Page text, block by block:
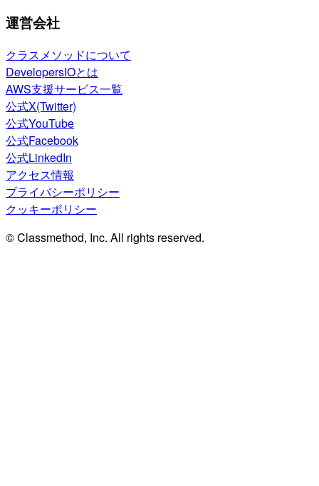
運営会社
クラスメソッドについて
DevelopersIOとは
AWS支援サービス一覧
公式X(Twitter)
公式YouTube
公式Facebook
公式LinkedIn
アクセス情報
プライバシーポリシー
クッキーポリシー
© Classmethod, Inc. All rights reserved.